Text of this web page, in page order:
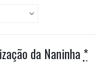
da Naninha *